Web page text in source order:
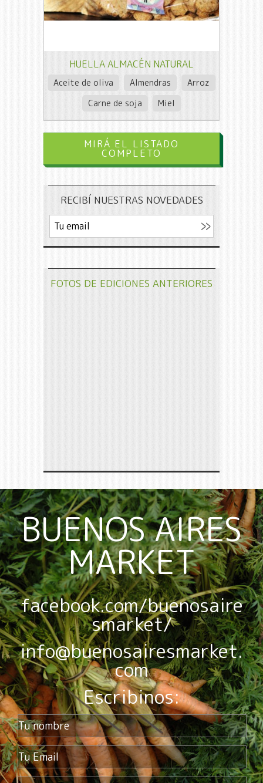
HUELLA ALMACÉN NATURAL
Aceite de oliva Almendras
Arroz
Carne de soja
Miel
MIRÁ EL LISTADO
COMPLETO
RECIBÍ NUESTRAS NOVEDADES
FOTOS DE EDICIONES ANTERIORES
BUENOS AIRES
MARKET
facebook.com/buenosaire
smarket/
info@buenosairesmarket.
com
Escribinos: